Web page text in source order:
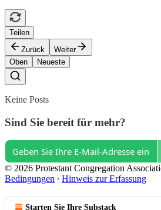
Teilen
Zurück
Weiter
Oben
Neueste
Keine Posts
Sind Sie bereit für mehr?
© 2026 Protestant Congregation
Bedingungen ∙ Hinweis zur Erfassung
Starten Sie Ihre Substack